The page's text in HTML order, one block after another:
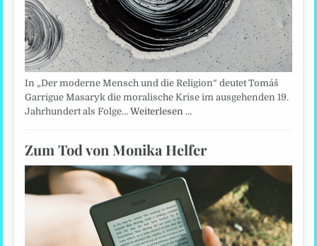
In „Der moderne Mensch und die Religion“ deutet Tomáš
Garrigue Masaryk die moralische Krise im ausgehenden 19.
Jahrhundert als Folge…Weiterlesen …
Zum Tod von Monika Helfer